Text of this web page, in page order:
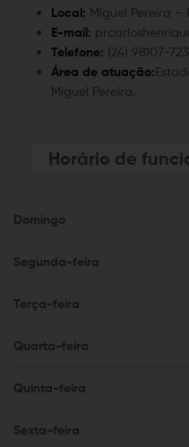
Local: Miguel Pereira –
E-mail:
Telefone: (24) 98107-
Área de atuação:
Miguel Pereira.
Horário de
Domingo
Segunda-feira
Terça-feira
Quarta-feira
Quinta-feira
Sexta-feira